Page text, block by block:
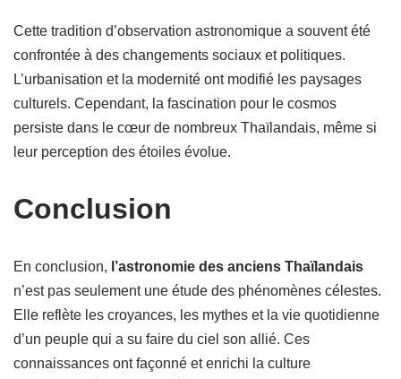
Cette tradition d’observation astronomique a souvent été
confrontée à des changements sociaux et politiques.
L’urbanisation et la modernité ont modifié les paysages
culturels. Cependant, la fascination pour le cosmos
persiste dans le cœur de nombreux Thaïlandais, même si
leur perception des étoiles évolue.
Conclusion
En conclusion, l’astronomie des anciens Thaïlandais
n’est pas seulement une étude des phénomènes célestes.
Elle reflète les croyances, les mythes et la vie quotidienne
d’un peuple qui a su faire du ciel son allié. Ces
connaissances ont façonné et enrichi la culture